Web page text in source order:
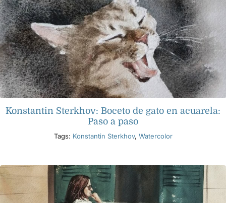
Konstantin Sterkhov: Boceto de gato en acuarela:
Paso a paso
Tags: Konstantin Sterkhov, Watercolor